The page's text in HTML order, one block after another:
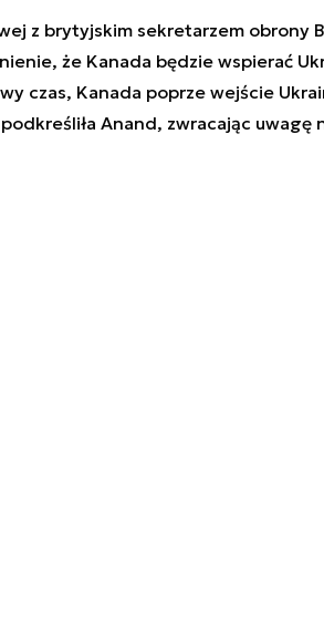
z brytyjskim sekretarzem obrony
że Kanada będzie wspierać
czas, Kanada poprze wejście
Anand, zwracając uwagę